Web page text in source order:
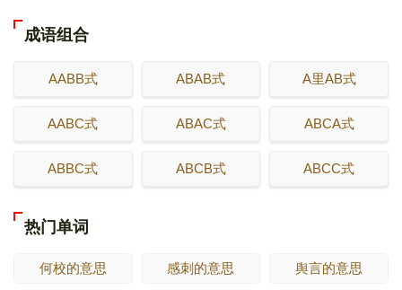
成语组合
AABB式 ABAB式 A里AB式
AABC式 ABAC式 ABCA式
ABBC式 ABCB式 ABCC式
热门单词
何校的意思 感刺的意思 舆言的意思